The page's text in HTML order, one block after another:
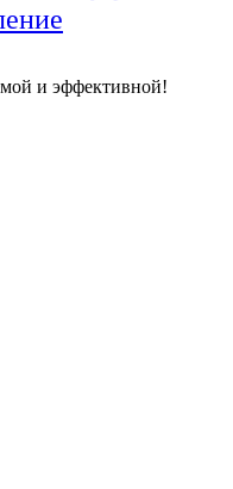
и эффективной!